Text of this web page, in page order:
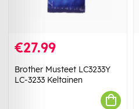
€27.99
Brother Musteet LC3233Y
LC-3233 Keltainen